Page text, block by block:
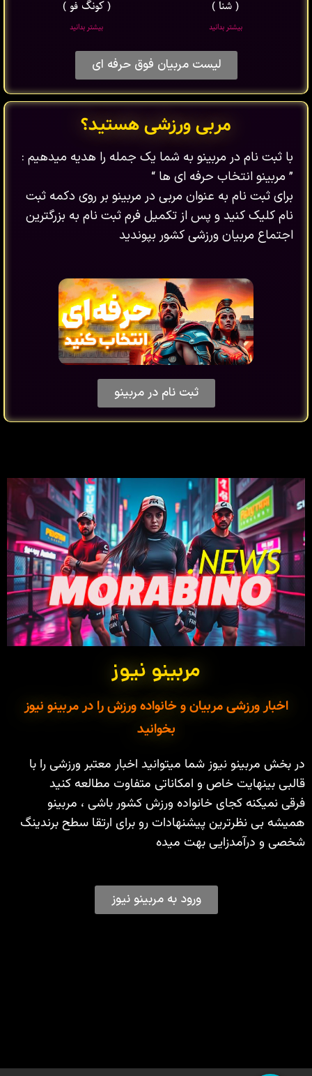
( شنا )
بیشتر بدانید
( کونگ فو )
بیشتر بدانید
لیست مربیان فوق حرفه ای
مربی ورزشی هستید؟
با ثبت نام در مربینو به شما یک جمله را هدیه میدهیم :
” مربینو انتخاب حرفه ای ها “
برای ثبت نام به عنوان مربی در مربینو بر روی دکمه ثبت
نام کلیک کنید و پس از تکمیل فرم ثبت نام به بزرگترین
اجتماع مربیان ورزشی کشور بپوندید
ثبت نام در مربینو
مربینو نیوز
اخبار ورزشی مربیان و خانواده ورزش را در مربینو نیوز
بخوانید
در بخش مربینو نیوز شما میتوانید اخبار معتبر ورزشی را با
قالبی بینهایت خاص و امکاناتی متفاوت مطالعه کنید
فرقی نمیکنه کجای خانواده ورزش کشور باشی ، مربینو
همیشه بی نظرترین پیشنهادات رو برای ارتقا سطح برندینگ
شخصی و درآمدزایی بهت میده
ورود به مربینو نیوز